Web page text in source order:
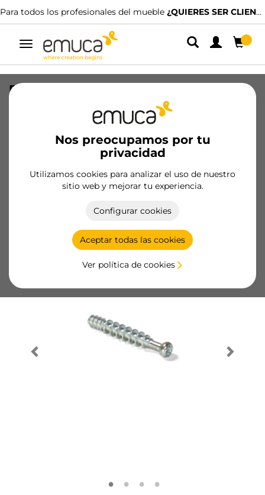
Para todos los profesionales del mueble ¿QUIERES SER CLIENTE?
Alternar
navegación
Nos preocupamos por tu
privacidad
Utilizamos cookies para analizar el uso de nuestro
sitio web y mejorar tu experiencia.
Configurar cookies
Aceptar todas las cookies
Ver política de cookies
Perno de anillas, 23, Acero, Cincado
8432393112473
Productos esenciales
Hazte cliente